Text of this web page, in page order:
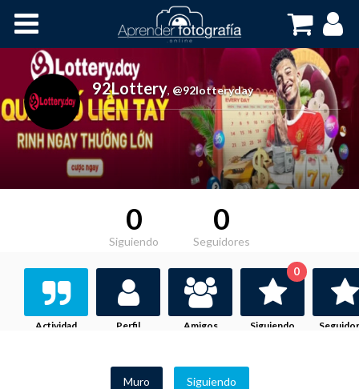
Cursos OnLine
92Lottery, @92lotteryday
0
Siguiendo
0
Seguidores
Actividad Perfil Amigos Siguiendo
0
Muro Siguiendo